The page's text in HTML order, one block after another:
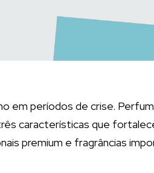
em períodos de crise.
características que
premium e fragrâncias